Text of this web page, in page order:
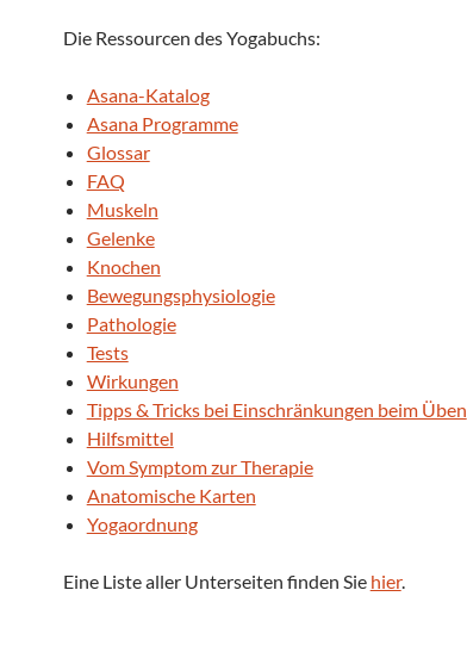
Die Ressourcen des Yogabuchs:
Asana-Katalog
Asana Programme
Glossar
FAQ
Muskeln
Gelenke
Knochen
Bewegungsphysiologie
Pathologie
Tests
Wirkungen
Tipps & Tricks bei Einschränkungen beim Üben
Hilfsmittel
Vom Symptom zur Therapie
Anatomische Karten
Yogaordnung
Eine Liste aller Unterseiten finden Sie hier.